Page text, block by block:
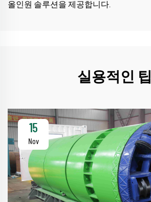
올인원 솔루션을 제공합니다.
실용적인 팁
15
Nov